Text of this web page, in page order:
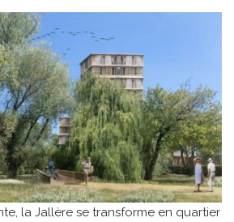
la Jallère se transforme en quartier